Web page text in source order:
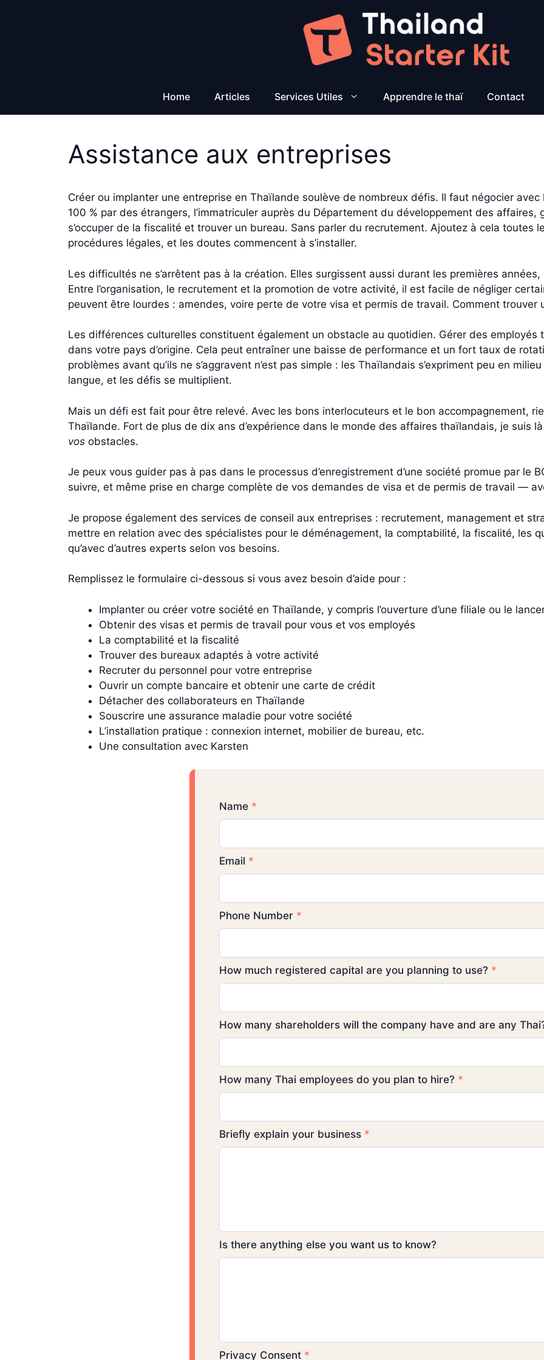
Home Articles Services Utiles Apprendre le thaï Contact
Assistance aux entreprises
Créer ou implanter une entreprise en Thaïlande soulève de nombreux défis. Il faut négocier
100 % par des étrangers, l’immatriculer auprès du Département du développement des affaires,
s’occuper de la fiscalité et trouver un bureau. Sans parler du recrutement. Ajoutez à cela toutes
procédures légales, et les doutes commencent à s’installer.
Les difficultés ne s’arrêtent pas à la création. Elles surgissent aussi durant les premières
Entre l’organisation, le recrutement et la promotion de votre activité, il est facile de négliger
peuvent être lourdes : amendes, voire perte de votre visa et permis de travail. Comment trouver
Les différences culturelles constituent également un obstacle au quotidien. Gérer des
dans votre pays d’origine. Cela peut entraîner une baisse de performance et un fort taux de
problèmes avant qu’ils ne s’aggravent n’est pas simple : les Thaïlandais s’expriment peu en
langue, et les défis se multiplient.
Mais un défi est fait pour être relevé. Avec les bons interlocuteurs et le bon accompagnement,
Thaïlande. Fort de plus de dix ans d’expérience dans le monde des affaires thaïlandais, je suis
vos obstacles.
Je peux vous guider pas à pas dans le processus d’enregistrement d’une société promue par le
suivre, et même prise en charge complète de vos demandes de visa et de permis de travail —
Je propose également des services de conseil aux entreprises : recrutement, management et
mettre en relation avec des spécialistes pour le déménagement, la comptabilité, la fiscalité, les
qu’avec d’autres experts selon vos besoins.
Remplissez le formulaire ci-dessous si vous avez besoin d’aide pour :
Implanter ou créer votre société en Thaïlande, y compris l’ouverture d’une filiale ou le
Obtenir des visas et permis de travail pour vous et vos employés
La comptabilité et la fiscalité
Trouver des bureaux adaptés à votre activité
Recruter du personnel pour votre entreprise
Ouvrir un compte bancaire et obtenir une carte de crédit
Détacher des collaborateurs en Thaïlande
Souscrire une assurance maladie pour votre société
L’installation pratique : connexion internet, mobilier de bureau, etc.
Une consultation avec Karsten
Name *
Email *
Phone Number *
How much registered capital are you planning to use? *
How many shareholders will the company have and are any
How many Thai employees do you plan to hire? *
Briefly explain your business *
Is there anything else you want us to know?
Privacy Consent *